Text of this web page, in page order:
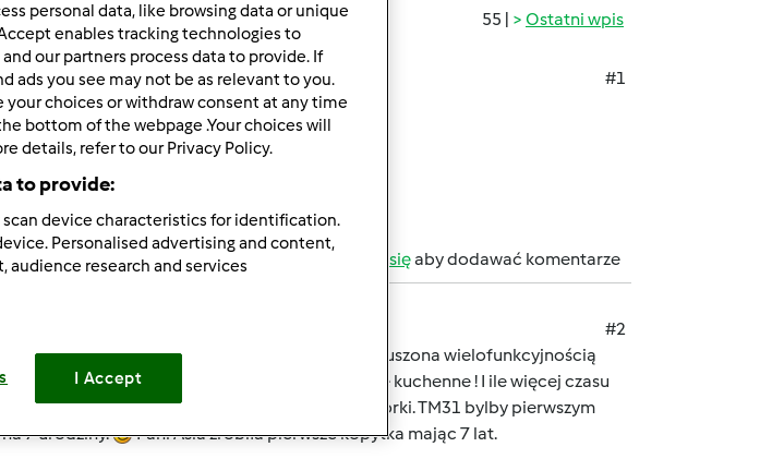
55 | Ostatni wpis
#1
Wam mija środa? Co planujecie na obiad?
Zaloguj zarejestruj sięaby dodawać komentarze
#2
chociaz ma lat nieco wiecej i jest mocno poruszona wielofunkcyjnością
go 10 lat temu
Jakże prostsze byłoby jej zycie kuchenne ! I ile więcej czasu
gotuje i piecze. Pani Asia , niestety nie ma córki. TM31 bylby pierwszym
7 urodziny.
Pani Asia zrobiła pierwsze kopytka mając 7 lat.
personal data, like browsing data or unique
enables tracking technologies to
our partners process data to provide. If
ads you see may not be as relevant to you.
your choices or withdraw consent at any time
bottom of the webpage .Your choices will
details, refer to our Privacy Policy.
to provide:
device characteristics for identification.
Personalised advertising and content,
research and services
I Accept